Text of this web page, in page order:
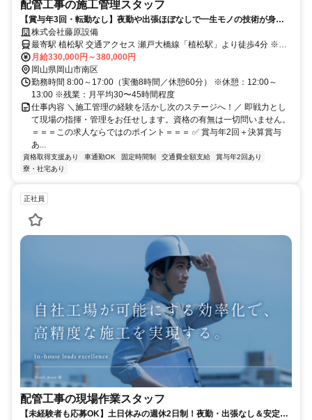
配管工事の施工管理スタッフ
【賞与年3回・転勤なし】夜勤や出張ほぼなしで一生モノの技術が身に
つく環境！
株式会社藤原設備
最寄駅 植松駅 交通アクセス 瀬戸大橋線「植松駅」より徒歩4分 ※車
月給330,000円～380,000円
岡山県岡山市南区
勤務時間 8:00～17:00（実働8時間／休憩60分） ※休憩：12:00～
13:00 ※残業：月平均30〜45時間程度
仕事内容 ＼施工管理の経験を活かし次のステージへ！／ 即戦力とし
て現場の指揮・管理をお任せします。資格の有無は一切問いません。
＝＝＝この求人ならではのポイント＝＝＝ ✅ 賞与年2回＋決算賞与
あ...
資格取得支援あり 車通勤OK 固定時間制 交通費全額支給
賞与年2回あり
寮・社宅あり
正社員
配管工事の現場作業スタッフ
【未経験者も応募OK】土日休みの週休2日制！夜勤・出張なし＆安定の